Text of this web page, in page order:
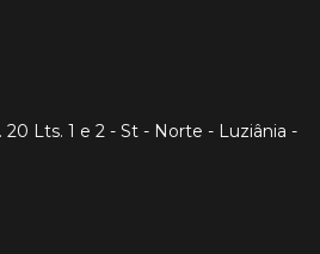
20 Lts. 1 e 2 - St - Norte - Luziânia -